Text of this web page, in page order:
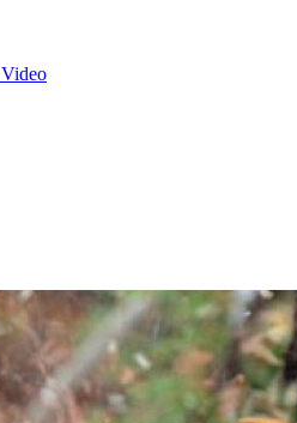
Video